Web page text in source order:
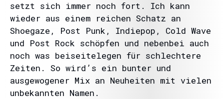
setzt sich immer noch fort. Ich kann
wieder aus einem reichen Schatz an
Shoegaze, Post Punk, Indiepop, Cold Wave
und Post Rock schöpfen und nebenbei auch
noch was beiseitelegen für schlechtere
Zeiten. So wird’s ein bunter und
ausgewogener Mix an Neuheiten mit vielen
unbekannten Namen.